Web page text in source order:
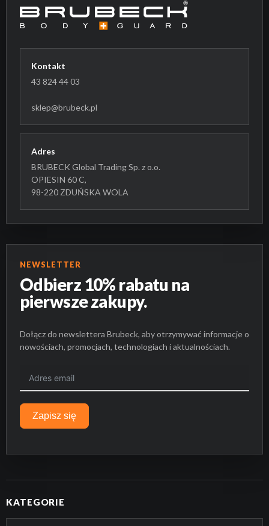
Kontakt
43 824 44 03
sklep@brubeck.pl
Adres
BRUBECK Global Trading Sp. z o.o.
OPIESIN 60 C,
98-220 ZDUŃSKA WOLA
NEWSLETTER
Odbierz 10% rabatu na
pierwsze zakupy.
Dołącz do newslettera Brubeck, aby otrzymywać informacje o
nowościach, promocjach, technologiach i aktualnościach.
Zapisz się
KATEGORIE